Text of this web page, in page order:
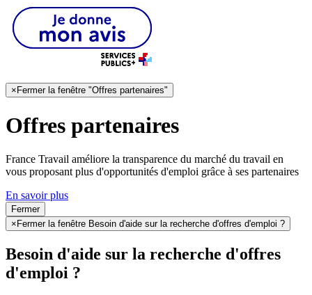
× Fermer la fenêtre "Offres partenaires"
Offres partenaires
France Travail améliore la transparence du marché du travail en
vous proposant plus d'opportunités d'emploi grâce à ses partenaires
En savoir plus
Fermer
× Fermer la fenêtre Besoin d'aide sur la recherche d'offres d'emploi ?
Besoin d'aide sur la recherche d'offres
d'emploi ?